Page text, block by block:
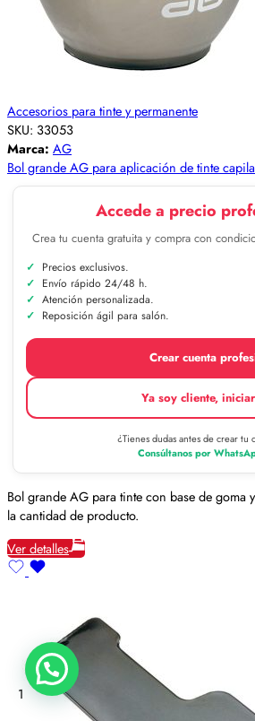
Accesorios para tinte y permanente
SKU: 33053
Marca: AG
Bol grande AG para aplicación de tinte
Accede a precio
Crea tu cuenta gratuita y compra con
Precios exclusivos.
Envío rápido 24/48 h.
Atención personalizada.
Reposición ágil para salón.
Crear cuenta
Ya soy cliente,
¿Tienes dudas antes de crear tu
Consúltanos por
Bol grande AG para tinte con base de goma
la cantidad de producto.
Ver detalles
1